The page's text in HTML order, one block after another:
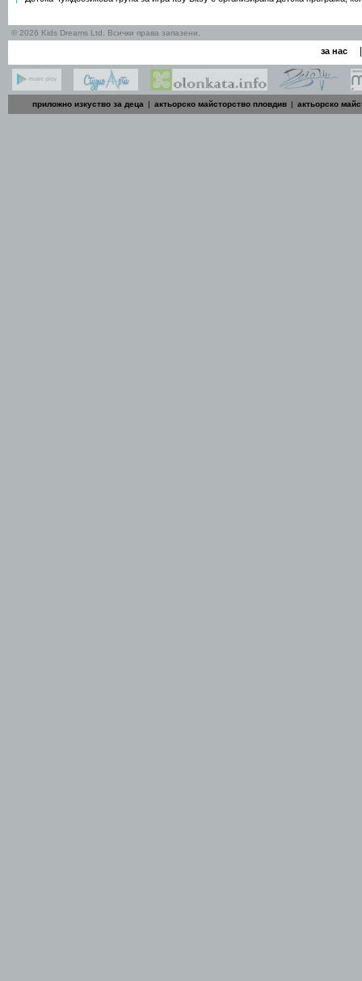
© 2026 Kids Dreams Ltd. Всички права запазени.
за нас |
приложно изкуство за деца | актьорско майсторство пловдив | актьорско